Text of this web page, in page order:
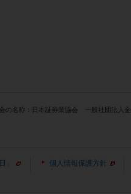
の名称：日本証券業協会 一般社団法人
」 個人情報保護方針